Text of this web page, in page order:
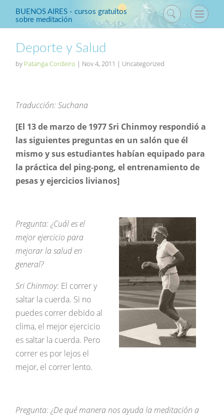
BUENOS AIRES - cursos gratuitos
sobre meditación
Deporte y Salud
by Patanga Cordeiro | Nov 4, 2011 | Uncategorized
Traducción: Suchana
[El 13 de marzo de 1977 Sri Chinmoy respondió a
las siguientes preguntas en un salón que él
mismo y sus estudiantes habían equipado para
la práctica del ping-pong, el entrenamiento de
pesas y ejercicios livianos]
Pregunta: ¿Cuál es el
mejor ejercicio para
mejorar la salud en
general?
Sri Chinmoy: El correr y
saltar la cuerda. Si no
puedes correr debido al
clima, el mejor ejercicio
es saltar la cuerda. Pero
correr es por lejos el
mejor, el correr lento.
Pregunta: ¿De qué manera nos ayuda la meditación a